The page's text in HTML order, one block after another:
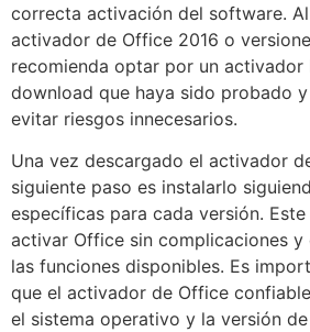
correcta activación del software.
activador de Office 2016 o
recomienda optar por un
download que haya sido probado
evitar riesgos innecesarios.
Una vez descargado el activador
siguiente paso es instalarlo
específicas para cada versión.
activar Office sin complicaciones
las funciones disponibles. Es
que el activador de Office
el sistema operativo y la versión